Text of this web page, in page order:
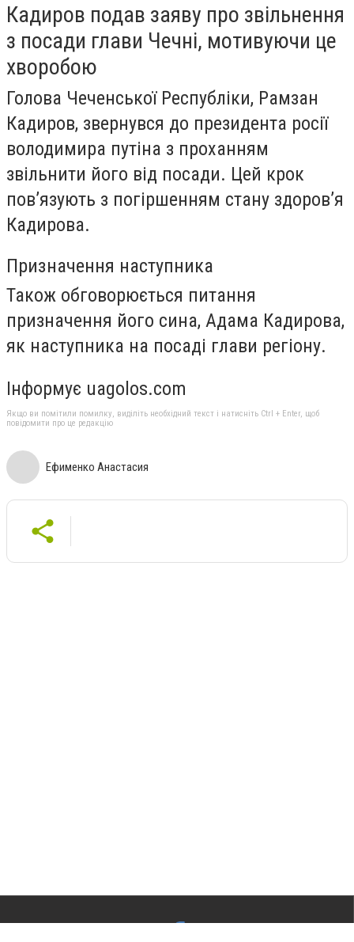
Кадиров подав заяву про звільнення
з посади глави Чечні, мотивуючи це
хворобою
Голова Чеченської Республіки, Рамзан
Кадиров, звернувся до президента росії
володимира путіна з проханням
звільнити його від посади. Цей крок
пов’язують з погіршенням стану здоров’я
Кадирова.
Призначення наступника
Також обговорюється питання
призначення його сина, Адама Кадирова,
як наступника на посаді глави регіону.
Інформує uagolos.com
Якщо ви помітили помилку, виділіть необхідний текст і натисніть Ctrl + Enter, щоб
повідомити про це редакцію
Ефименко Анастасия